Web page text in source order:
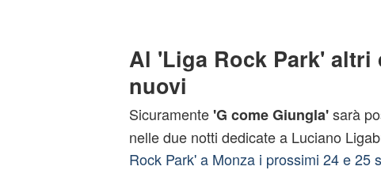
Al 'Liga Rock Park' altri
nuovi
Sicuramente'G come Giungla'sarà
nelle due notti dedicate a Luciano
Rock Park' a Monza i prossimi 24 e 25